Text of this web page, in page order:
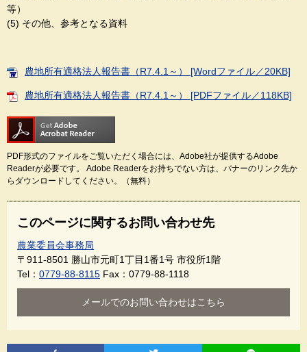
等）
(5) その他、参考となる資料
農地所有適格法人報告書（R7.4.1～） [Wordファイル／20KB]
農地所有適格法人報告書（R7.4.1～） [PDFファイル／118KB]
PDF形式のファイルをご覧いただく場合には、Adobe社が提供するAdobe
Readerが必要です。
Adobe Readerをお持ちでない方は、バナーのリンク先か
らダウンロードしてください。（無料）
このページに関するお問い合わせ先
農業委員会事務局
〒911-8501 勝山市元町1丁目1番1号 市役所1階
Tel： 0779-88-8115 Fax：0779-88-1118
メールでのお問い合わせはこちら